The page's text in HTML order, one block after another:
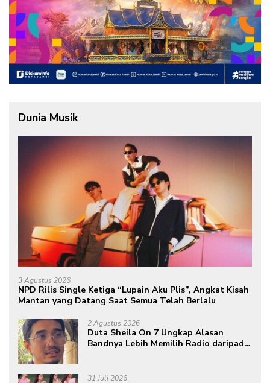
Dunia Musik
3 Agustus 2026
NPD Rilis Single Ketiga “Lupain Aku Plis”, Angkat Kisah
Mantan yang Datang Saat Semua Telah Berlalu
2 Agustus 2026
Duta Sheila On 7 Ungkap Alasan
Bandnya Lebih Memilih Radio daripada
31 Juli 2026